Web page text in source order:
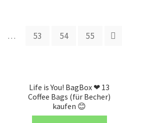
… 53 54 55
Life is You! BagBox ❤ 13
Coffee Bags (für Becher)
kaufen 😊